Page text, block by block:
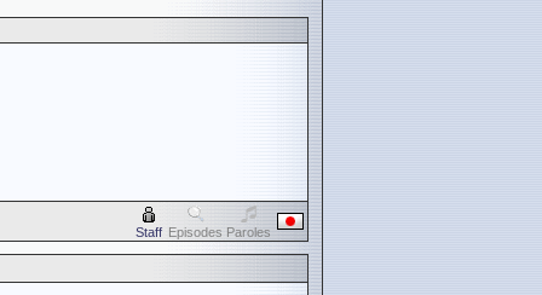
Staff Episodes Paroles